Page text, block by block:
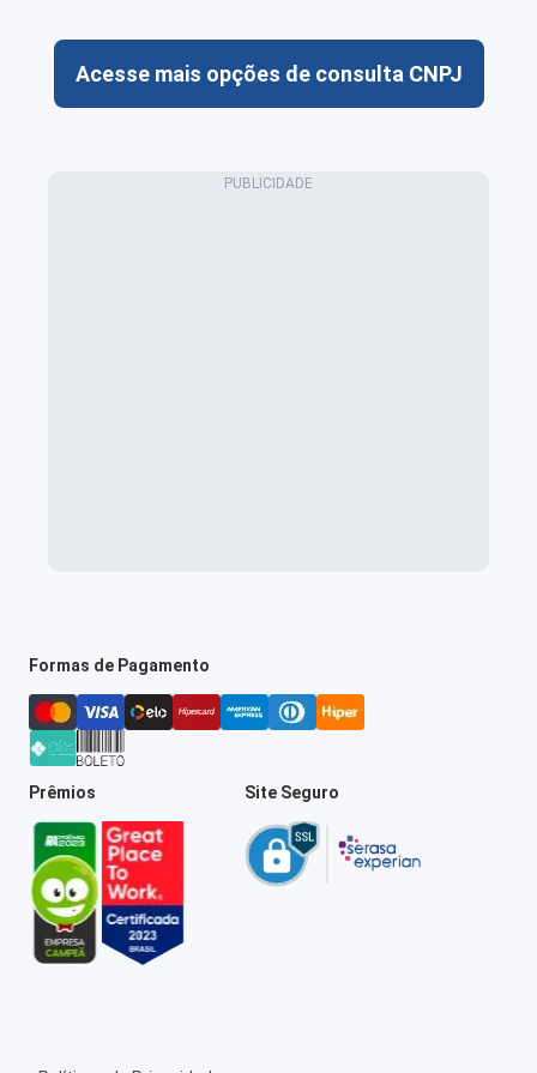
Acesse mais opções de consulta CNPJ
Formas de Pagamento
Prêmios Site Seguro